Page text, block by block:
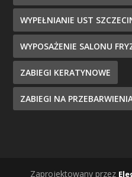
WYPEŁNIANIE UST
WYPOSAŻENIE SALONU
ZABIEGI KERATYNOWE
ZABIEGI NA
Zaprojektowany przez